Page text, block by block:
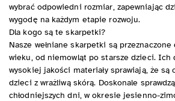
wybrać odpowiedni rozmiar, zapewniając
wygodę na każdym etapie rozwoju.
Dla kogo są te skarpetki?
Nasze wełniane skarpetki są przeznaczone
wieku, od niemowląt po starsze dzieci. Ich
wysokiej jakości materiały sprawiają, że
dzieci z wrażliwą skórą. Doskonale
chłodniejszych dni, w okresie jesienno-